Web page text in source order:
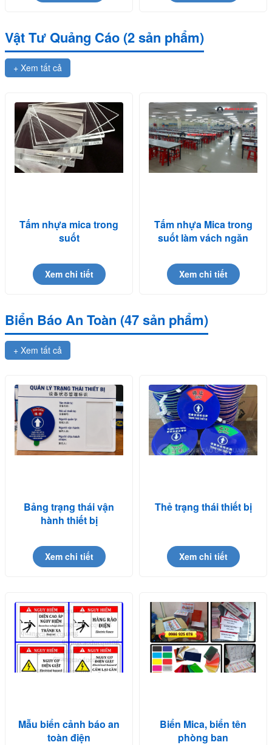
Vật Tư Quảng Cáo (2 sản phẩm)
+ Xem tất cả
Tấm nhựa mica trong
suốt
Xem chi tiết
Tấm nhựa Mica trong
suốt làm vách ngăn
Xem chi tiết
Biển Báo An Toàn (47 sản phẩm)
+ Xem tất cả
Bảng trạng thái vận
hành thiết bị
Xem chi tiết
Thẻ trạng thái thiết bị
Xem chi tiết
Mẫu biển cảnh báo an
toàn điện
Biển Mica, biển tên
phòng ban